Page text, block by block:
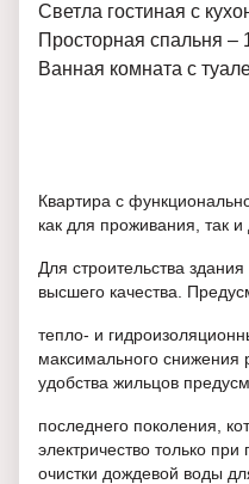
Светла гостиная с
Просторная спальня –
Ванная комната с
Квартира с
как для проживания, так и
Для строительства
высшего качества.
тепло- и
максимального снижения
удобства жильцов
последнего поколения,
электричество только
очистки дождевой воды